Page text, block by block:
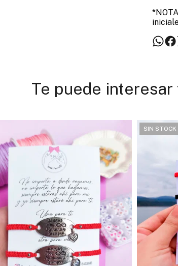
Te puede interesar
SIN STOCK